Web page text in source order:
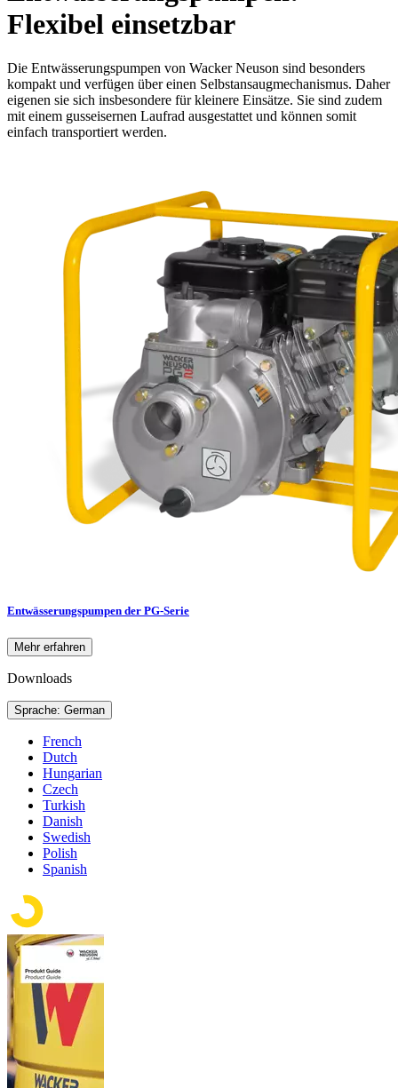
Flexibel einsetzbar
Die Entwässerungspumpen von Wacker Neuson sind besonders
kompakt und verfügen über einen Selbstansaugmechanismus. Daher
eigenen sie sich insbesondere für kleinere Einsätze. Sie sind zudem
mit einem gusseisernen Laufrad ausgestattet und können somit
einfach transportiert werden.
Entwässerungspumpen der PG-Serie
Mehr erfahren
Downloads
Sprache: German
French
Dutch
Hungarian
Czech
Turkish
Danish
Swedish
Polish
Spanish